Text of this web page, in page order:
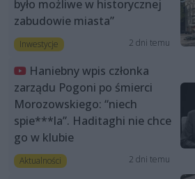
było możliwe w historycznej
zabudowie miasta”
Inwestycje 2 dni temu
Haniebny wpis członka
zarządu Pogoni po śmierci
Morozowskiego: “niech
spie***la”. Haditaghi nie chce
go w klubie
Aktualności 2 dni temu